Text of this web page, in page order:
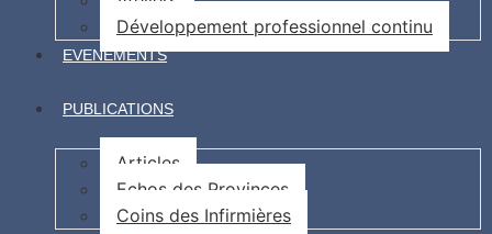
Développement professionnel continu
EVENEMENTS
PUBLICATIONS
Articles
Echos des Provinces
Coins des Infirmières